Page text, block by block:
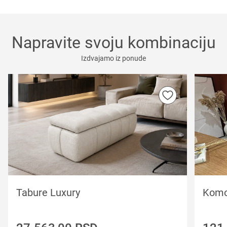
Napravite svoju kombinaciju
Izdvajamo iz ponude
Tabure Luxury